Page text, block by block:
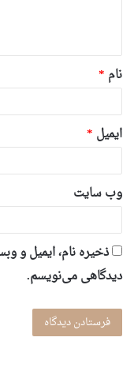
*
نام *
ایمیل *
وب‌ سایت
ذخیره نام، ایمیل و
دیدگاهی می‌نویسم.